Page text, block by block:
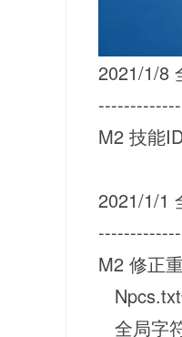
2021/1/8
M2 技能
2021/1/1
M2 修正
全局字